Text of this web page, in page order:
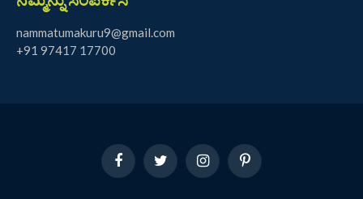
nammatumakuru9@gmail.com
+91 97417 17700
FacebookTwitter InstagramPinterest